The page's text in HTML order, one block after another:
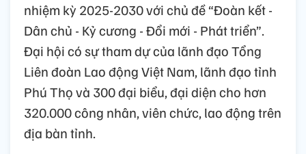
nhiệm kỳ 2025-2030 với chủ đề “Đoàn kết -
Dân chủ - Kỷ cương - Đổi mới - Phát triển”.
Đại hội có sự tham dự của lãnh đạo Tổng
Liên đoàn Lao động Việt Nam, lãnh đạo tỉnh
Phú Thọ và 300 đại biểu, đại diện cho hơn
320.000 công nhân, viên chức, lao động trên
địa bàn tỉnh.